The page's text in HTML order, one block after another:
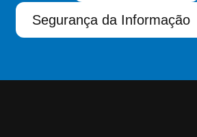
Segurança da Informação